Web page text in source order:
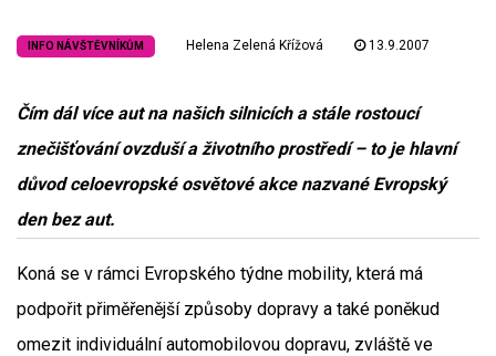
INFO NÁVŠTĚVNÍKŮM Helena Zelená Křížová 13.9.2007
Čím dál více aut na našich silnicích a stále rostoucí
znečišťování ovzduší a životního prostředí – to je hlavní
důvod celoevropské osvětové akce nazvané Evropský
den bez aut.
Koná se v rámci Evropského týdne mobility, která má
podpořit přiměřenější způsoby dopravy a také poněkud
omezit individuální automobilovou dopravu, zvláště ve